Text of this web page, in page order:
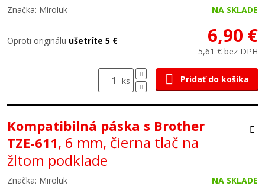
Značka: Miroluk NA SKLADE
Oproti originálu ušetríte 5 € 6,90 €
5,61 € bez DPH
ks Pridať do košíka
Kompatibilná páska s Brother
TZE-611, 6 mm, čierna tlač na
žltom podklade
Značka: Miroluk NA SKLADE